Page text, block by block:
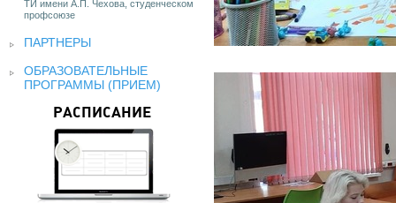
ТИ имени А.П. Чехова, студенческом
профсоюзе
ПАРТНЕРЫ
ОБРАЗОВАТЕЛЬНЫЕ
ПРОГРАММЫ (ПРИЕМ)
РАСПИСАНИЕ